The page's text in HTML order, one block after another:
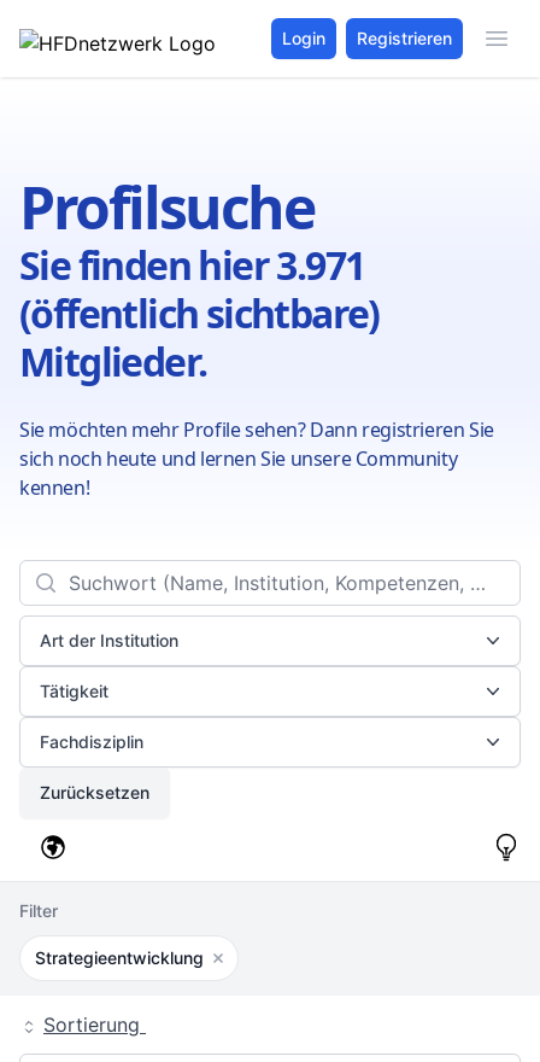
Login Registrieren
Profilsuche
Sie finden hier 3.971
(öffentlich sichtbare)
Mitglieder.
Sie möchten mehr Profile sehen? Dann registrieren Sie
sich noch heute und lernen Sie unsere Community
kennen!
FiltersSearch
Art der Institution
Tätigkeit
Fachdisziplin
Zurücksetzen
Filter
Strategieentwicklung Filter entfernen
Sortierung